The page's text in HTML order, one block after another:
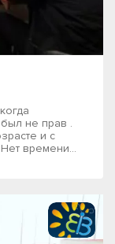
не прав .
и с
времени...